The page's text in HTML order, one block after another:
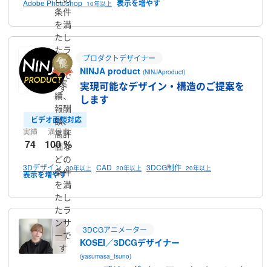
Adobe Photoshop 10年以上
条件
を満
たし
たラ
ンサ
ーで
す
プロダクトデザイナー
NINJA product(NINJAproduct)
実現可能なデザイン・構造のご提案を
します
ビデオ面談対応
実績
74
満足率
100 %
3Dデザイン 20年以上 CAD 20年以上 3DCG制作 20年以上
実
績、
報酬
額、
高評
価な
どの
条件
を満
たし
たラ
ンサ
ーで
す
3DCGアニメーター
KOSEI／3DCGデザイナー
(yasumasa_tsuno)